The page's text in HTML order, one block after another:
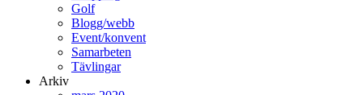
Golf
Blogg/webb
Event/konvent
Samarbeten
Tävlingar
Arkiv